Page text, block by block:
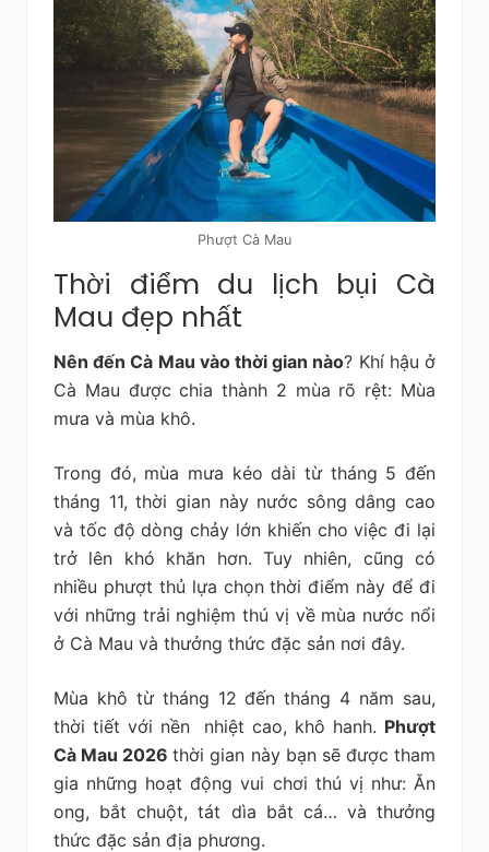
Phượt Cà Mau
Thời điểm du lịch bụi Cà
Mau đẹp nhất
Nên đến Cà Mau vào thời gian nào? Khí hậu ở
Cà Mau được chia thành 2 mùa rõ rệt: Mùa
mưa và mùa khô.
Trong đó, mùa mưa kéo dài từ tháng 5 đến
tháng 11, thời gian này nước sông dâng cao
và tốc độ dòng chảy lớn khiến cho việc đi lại
trở lên khó khăn hơn. Tuy nhiên, cũng có
nhiều phượt thủ lựa chọn thời điểm này để đi
với những trải nghiệm thú vị về mùa nước nổi
ở Cà Mau và thưởng thức đặc sản nơi đây.
Mùa khô từ tháng 12 đến tháng 4 năm sau,
thời tiết với nền nhiệt cao, khô hanh. Phượt
Cà Mau 2026thời gian này bạn sẽ được tham
gia những hoạt động vui chơi thú vị như: Ăn
ong, bắt chuột, tát dìa bắt cá… và thưởng
thức đặc sản địa phương.